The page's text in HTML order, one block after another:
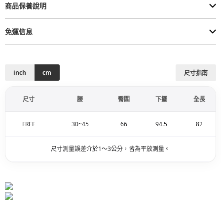
商品保養說明
免運信息
尺寸指南
inch cm
尺寸 腰 臀圍 下擺 全長
FREE 30~45 66 94.5 82
尺寸測量誤差介於1～3公分，皆為平放測量。